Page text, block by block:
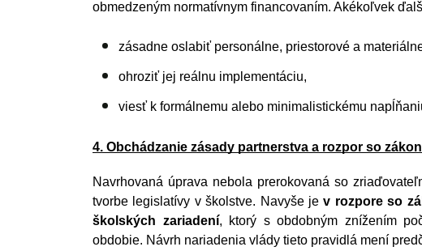
obmedzeným normatívnym financovaním. Akékoľvek
zásadne oslabiť personálne, priestorové a
ohroziť jej reálnu implementáciu,
viesť k formálnemu alebo minimalistickému
4. Obchádzanie zásady partnerstva a rozpor so
Navrhovaná úprava nebola prerokovaná so
tvorbe legislatívy v školstve. Navyše je v rozpore so
školských zariadení, ktorý s obdobným znížením
obdobie. Návrh nariadenia vlády tieto pravidlá mení